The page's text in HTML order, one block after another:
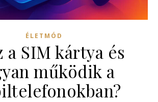
ÉLETMÓD
a SIM kártya és
működik a